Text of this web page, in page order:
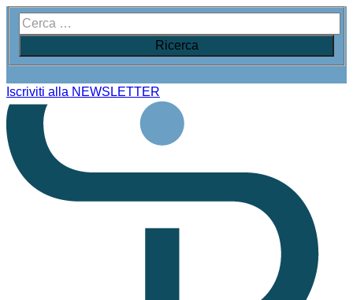
Iscriviti alla NEWSLETTER